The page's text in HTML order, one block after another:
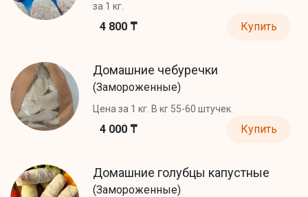
за 1 кг.
4 800 ₸ Купить
Домашние чебуречки
(Замороженные)
Цена за 1 кг. В кг 55-60 штучек.
4 000 ₸ Купить
Домашние голубцы капустные
(Замороженные)